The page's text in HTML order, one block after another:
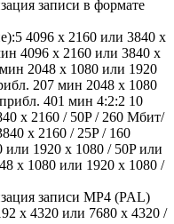
записи в формате
4096 x 2160 или 3840 x
4096 x 2160 или 3840 x
2048 x 1080 или 1920
207 мин 2048 x 1080
401 мин 4:2:2 10
x 2160 / 50P / 260 Мбит/
x 2160 / 25P / 160
1920 x 1080 / 50P или
x 1080 или 1920 x 1080 /
записи MP4 (PAL)
x 4320 или 7680 x 4320 /